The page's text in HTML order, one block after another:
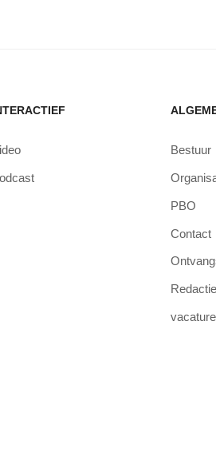
Bestuur
PBO
Contact
Redactie